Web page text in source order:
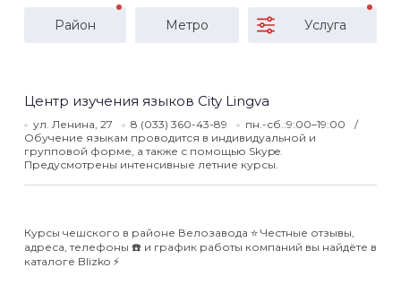
Район Метро Услуга
Центр изучения языков City Lingva
ул. Ленина, 27 8 (033) 360-43-89
пн.-сб.:9:00–19:00
Обучение языкам проводится в индивидуальной и
групповой форме, а также с помощью Skype.
Предусмотрены интенсивные летние курсы.
Курсы чешского в районе Велозавода ⭐️ Честные отзывы,
адреса, телефоны ☎️ и график работы компаний вы найдёте в
каталоге Blizko ⚡️